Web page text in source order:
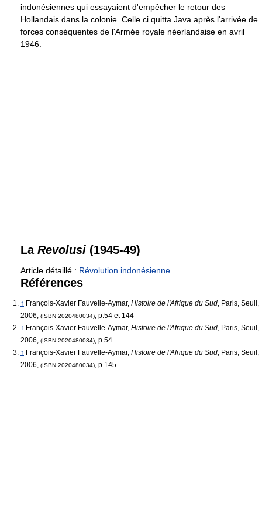
indonésiennes qui essayaient d'empêcher le retour des
Hollandais dans la colonie. Celle ci quitta Java après l'arrivée de
forces conséquentes de l'Armée royale néerlandaise en avril
1946.
La Revolusi (1945-49)
Article détaillé : Révolution indonésienne
Références
↑ François-Xavier Fauvelle-Aymar, Histoire de l'Afrique du Sud, Paris, Seuil,
2006, (ISBN 2020480034), p.54 et 144
↑ François-Xavier Fauvelle-Aymar, Histoire de l'Afrique du Sud, Paris, Seuil,
2006, (ISBN 2020480034), p.54
↑ François-Xavier Fauvelle-Aymar, Histoire de l'Afrique du Sud, Paris, Seuil,
2006, (ISBN 2020480034), p.145